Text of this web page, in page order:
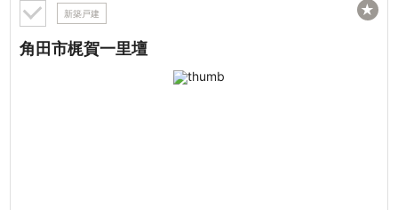
新築戸建
角田市梶賀一里壇
★